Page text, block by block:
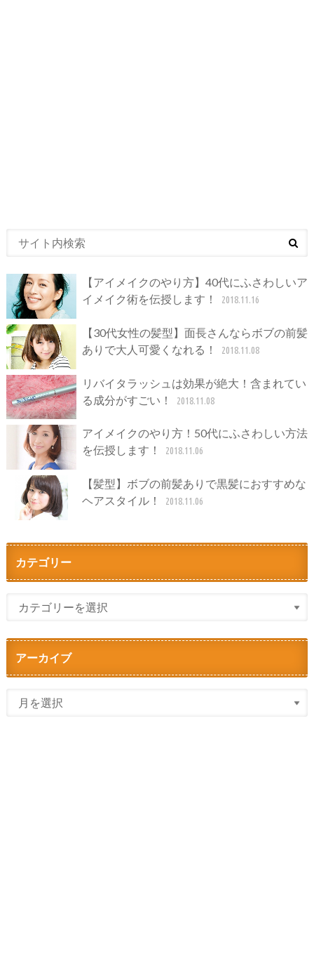
【アイメイクのやり方】40代にふさわしいア
イメイク術を伝授します！
2018.11.16
【30代女性の髪型】面長さんならボブの前髪
ありで大人可愛くなれる！
2018.11.08
リバイタラッシュは効果が絶大！含まれてい
る成分がすごい！
2018.11.08
アイメイクのやり方！50代にふさわしい方法
を伝授します！
2018.11.06
【髪型】ボブの前髪ありで黒髪におすすめな
ヘアスタイル！
2018.11.06
カテゴリー
アーカイブ